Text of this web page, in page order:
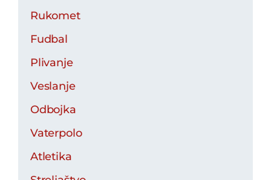
Rukomet
Fudbal
Plivanje
Veslanje
Odbojka
Vaterpolo
Atletika